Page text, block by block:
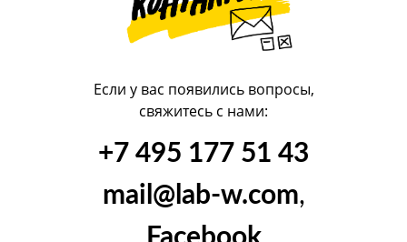
Если у вас появились вопросы,
свяжитесь с нами:
+7 495 177 51 43
mail@lab-w.com,